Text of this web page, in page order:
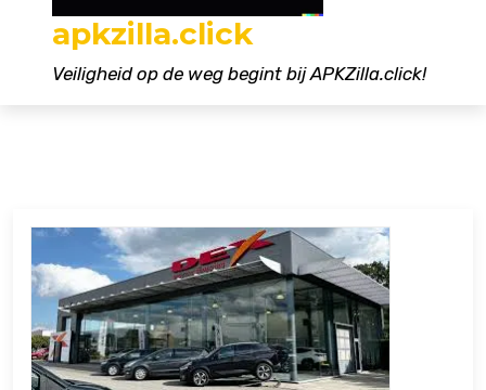
apkzilla.click
Veiligheid op de weg begint bij APKZilla.click!